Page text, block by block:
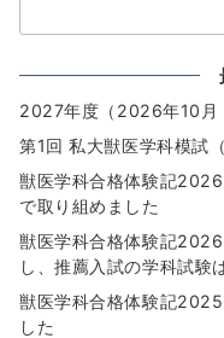
2027年度（2026年10月
第1回 私大獣医学科模試
獣医学科合格体験記
で取り組めました
獣医学科合格体験記
し、推薦入試の学科試験
獣医学科合格体験記
した